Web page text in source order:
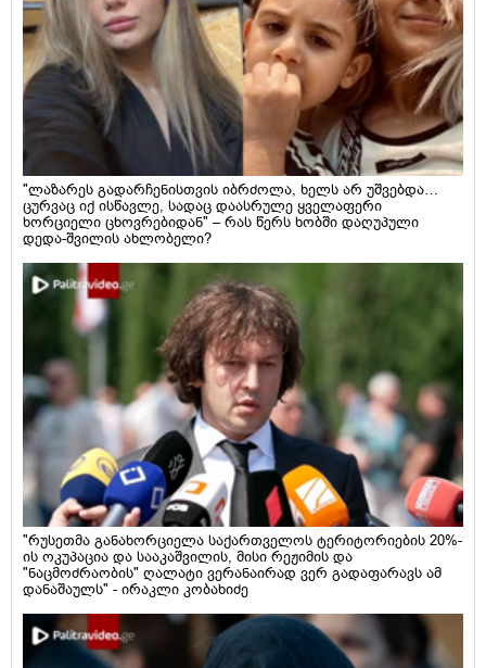
"ლაზარეს გადარჩენისთვის იბრძოლა, ხელს არ უშვებდა…
ცურვაც იქ ისწავლე, სადაც დაასრულე ყველაფერი
ხორციელი ცხოვრებიდან" – რას წერს ხობში დაღუპული
დედა-შვილის ახლობელი?
"რუსეთმა განახორციელა საქართველოს ტერიტორიების 20%-
ის ოკუპაცია და სააკაშვილის, მისი რეჟიმის და
"ნაცმოძრაობის" ღალატი ვერანაირად ვერ გადაფარავს ამ
დანაშაულს" - ირაკლი კობახიძე